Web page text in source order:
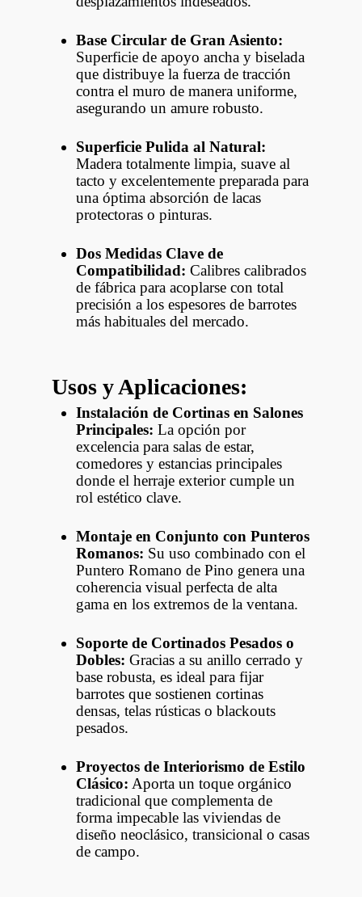
Base Circular de Gran Asiento:
Superficie de apoyo ancha y biselada
que distribuye la fuerza de tracción
contra el muro de manera uniforme,
asegurando un amure robusto.
Superficie Pulida al Natural:
Madera totalmente limpia, suave al
tacto y excelentemente preparada para
una óptima absorción de lacas
protectoras o pinturas.
Dos Medidas Clave de
Compatibilidad: Calibres calibrados
de fábrica para acoplarse con total
precisión a los espesores de barrotes
más habituales del mercado.
Usos y Aplicaciones:
Instalación de Cortinas en Salones
Principales: La opción por
excelencia para salas de estar,
comedores y estancias principales
donde el herraje exterior cumple un
rol estético clave.
Montaje en Conjunto con Punteros
Romanos: Su uso combinado con el
Puntero Romano de Pino genera una
coherencia visual perfecta de alta
gama en los extremos de la ventana.
Soporte de Cortinados Pesados o
Dobles: Gracias a su anillo cerrado y
base robusta, es ideal para fijar
barrotes que sostienen cortinas
densas, telas rústicas o blackouts
pesados.
Proyectos de Interiorismo de Estilo
Clásico: Aporta un toque orgánico
tradicional que complementa de
forma impecable las viviendas de
diseño neoclásico, transicional o casas
de campo.